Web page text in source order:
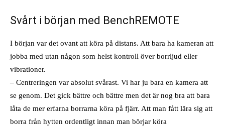
Svårt i början med BenchREMOTE
I början var det ovant att köra på distans. Att bara ha kameran att
jobba med utan någon som helst kontroll över borrljud eller
vibrationer.
– Centreringen var absolut svårast. Vi har ju bara en kamera att
se genom. Det gick bättre och bättre men det är nog bra att bara
låta de mer erfarna borrarna köra på fjärr. Att man fått lära sig att
borra från hytten ordentligt innan man börjar köra